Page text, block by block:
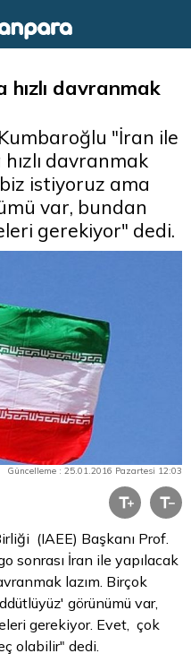
davranmak
"İran ile
davranmak
istiyoruz ama
var, bundan
gerekiyor" dedi.
Güncelleme : 25.01.2016 Pazartesi 12:03
(IAEE) Başkanı Prof.
sonrası İran ile yapılacak
lazım. Birçok
görünümü var,
gerekiyor. Evet, çok
olabilir" dedi.